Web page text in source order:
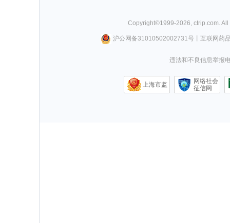
Copyright©1999-2026 ctrip.com .
沪公网备31010502002731号丨 互联网药
违法和不良信息举报
上海市监
网络社会
征信网